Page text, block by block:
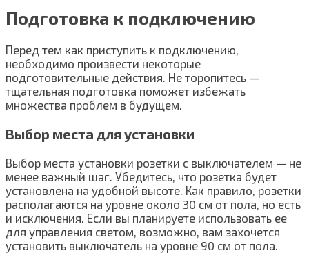
Подготовка к подключению
Перед тем как приступить к подключению,
необходимо произвести некоторые
подготовительные действия. Не торопитесь —
тщательная подготовка поможет избежать
множества проблем в будущем.
Выбор места для установки
Выбор места установки розетки с выключателем — не
менее важный шаг. Убедитесь, что розетка будет
установлена на удобной высоте. Как правило, розетки
располагаются на уровне около 30 см от пола, но есть
и исключения. Если вы планируете использовать ее
для управления светом, возможно, вам захочется
установить выключатель на уровне 90 см от пола.